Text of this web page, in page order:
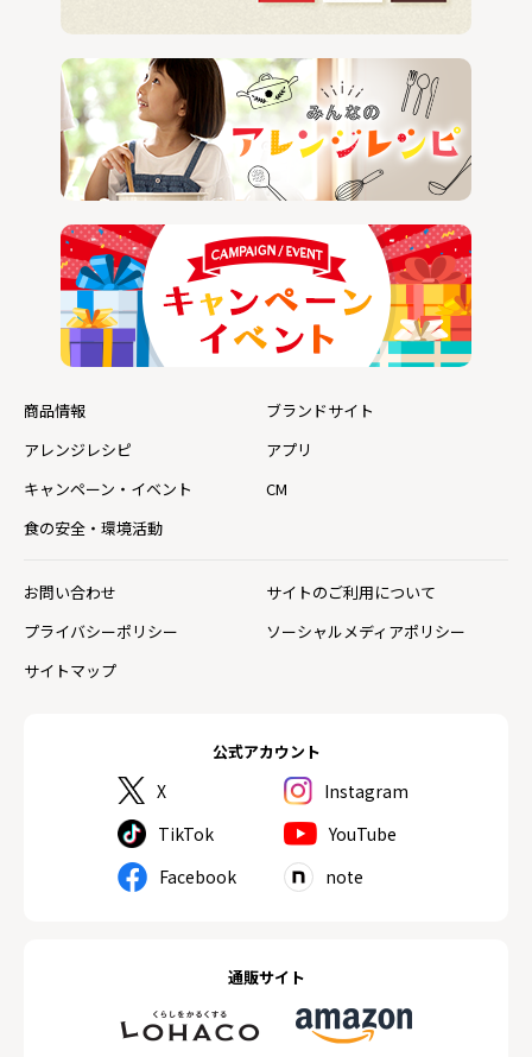
公式アカウント
X
Instagram
TikTok
YouTube
Facebook
note
通販サイト
商品情報
ブランドサイト
アレンジレシピ
アプリ
キャンペーン・イベント
CM
食の安全・環境活動
お問い合わせ
サイトのご利用について
プライバシーポリシー
ソーシャルメディアポリシー
サイトマップ